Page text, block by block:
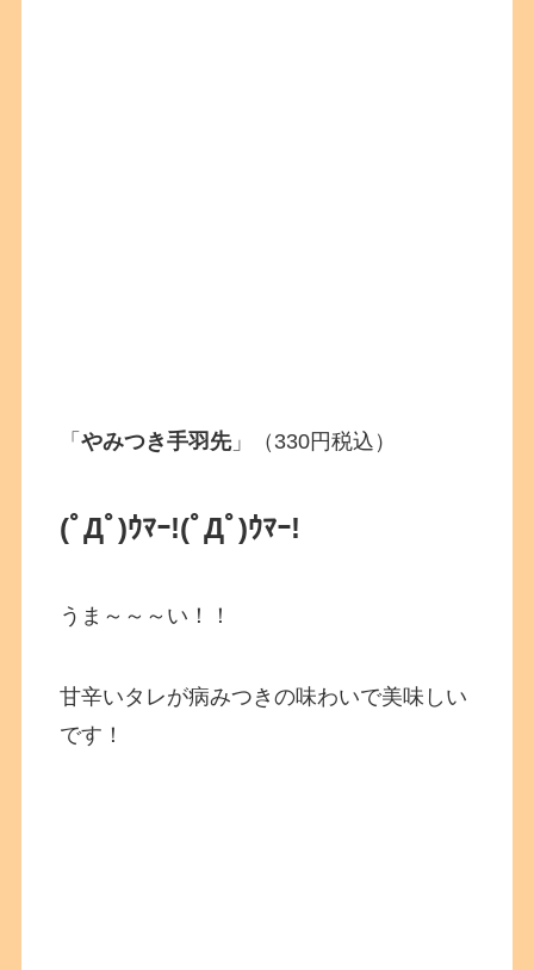
「やみつき手羽先」（330円税込）
(ﾟДﾟ)ｳﾏｰ!(ﾟДﾟ)ｳﾏｰ!
うま～～～い！！
甘辛いタレが病みつきの味わいで美味しい
です！